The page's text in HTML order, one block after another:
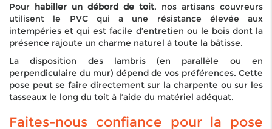
Pour habiller un débord de toit, nos artisans couvreurs
utilisent le PVC qui a une résistance élevée aux
intempéries et qui est facile d’entretien ou le bois dont la
présence rajoute un charme naturel à toute la bâtisse.
La disposition des lambris (en parallèle ou en
perpendiculaire du mur) dépend de vos préférences. Cette
pose peut se faire directement sur la charpente ou sur les
tasseaux le long du toit à l’aide du matériel adéquat.
Faites-nous confiance pour la pose